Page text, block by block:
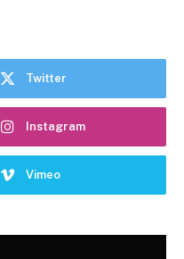
Twitter
Instagram
Vimeo